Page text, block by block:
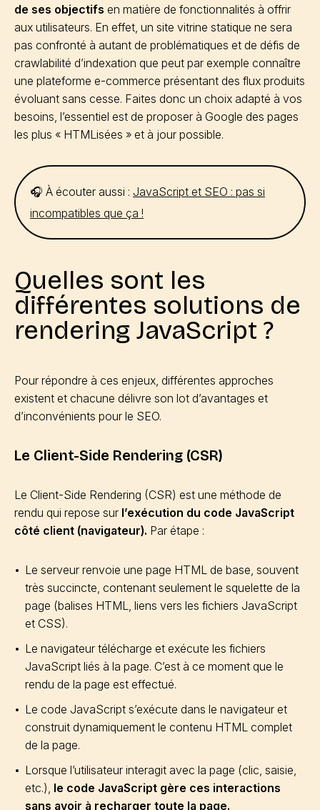
de ses objectifs en matière de fonctionnalités à offrir
aux utilisateurs. En effet, un site vitrine statique ne sera
pas confronté à autant de problématiques et de défis de
crawlabilité d’indexation que peut par exemple connaître
une plateforme e-commerce présentant des flux produits
évoluant sans cesse. Faites donc un choix adapté à vos
besoins, l’essentiel est de proposer à Google des pages
les plus « HTMLisées » et à jour possible.
🎧 À écouter aussi : JavaScript et SEO : pas si
incompatibles que ça !
Quelles sont les
différentes solutions de
rendering JavaScript ?
Pour répondre à ces enjeux, différentes approches
existent et chacune délivre son lot d’avantages et
d’inconvénients pour le SEO.
Le Client-Side Rendering (CSR)
Le Client-Side Rendering (CSR) est une méthode de
rendu qui repose sur l’exécution du code JavaScript
côté client (navigateur). Par étape :
Le serveur renvoie une page HTML de base, souvent
très succincte, contenant seulement le squelette de la
page (balises HTML, liens vers les fichiers JavaScript
et CSS).
Le navigateur télécharge et exécute les fichiers
JavaScript liés à la page. C’est à ce moment que le
rendu de la page est effectué.
Le code JavaScript s’exécute dans le navigateur et
construit dynamiquement le contenu HTML complet
de la page.
Lorsque l’utilisateur interagit avec la page (clic, saisie,
etc.), le code JavaScript gère ces interactions
sans avoir à recharger toute la page.